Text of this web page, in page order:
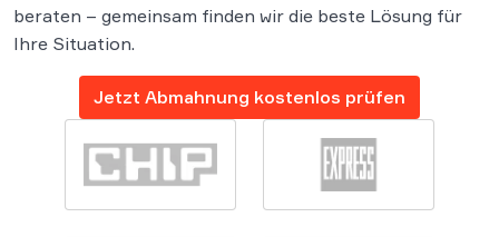
beraten – gemeinsam finden wir die beste Lösung für
Ihre Situation.
Jetzt Abmahnung kostenlos prüfen